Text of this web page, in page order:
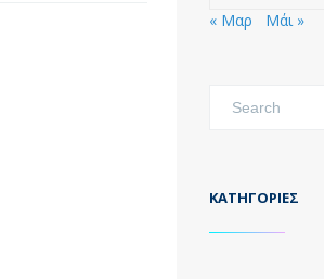
« Μαρ
Μάι »
KΑΤΗΓΟΡΊΕΣ